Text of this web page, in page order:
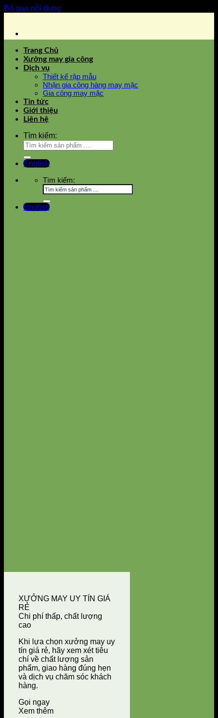
Bỏ qua nội dung
Trang Chủ
Xưởng may gia công
Dịch vụ
Thiết kế rập mẫu
Nhận gia công hàng may mặc
Gia công may mặc
Tin tức
Giới thiệu
Liên hệ
Tìm kiếm:
English
Tìm kiếm:
English
XƯỞNG MAY UY TÍN GIÁ
RẺ
Chi phí thấp, chất lượng
cao
Khi lựa chọn xưởng may uy
tín giá rẻ, hãy xem xét tiêu
chí về chất lượng sản
phẩm, giao hàng đúng hẹn
và dịch vụ chăm sóc khách
hàng.
Gọi ngay
Xem thêm